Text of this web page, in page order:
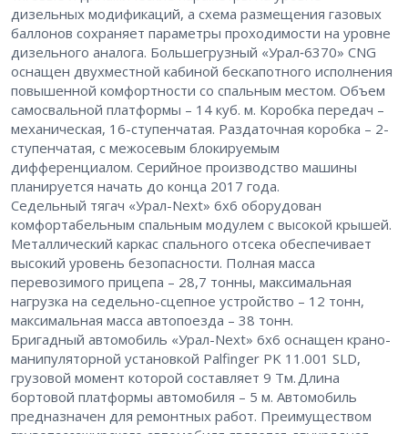
дизельных модификаций, а схема размещения газовых
баллонов сохраняет параметры проходимости на уровне
дизельного аналога. Большегрузный «Урал‑6370» CNG
оснащен двухместной кабиной бескапотного исполнения
повышенной комфортности со спальным местом. Объем
самосвальной платформы – ​14 куб. м. Коробка передач – ​
механическая, 16-ступенчатая. Раздаточная коробка – ​2-
ступенчатая, с межосевым блокируемым
дифференциалом. Серийное производство машины
планируется начать до конца 2017 года.
Седельный тягач «Урал-Next» 6х6 оборудован
комфортабельным спальным модулем с высокой крышей.
Металлический каркас спального отсека обеспечивает
высокий уровень безопасности. Полная масса
перевозимого прицепа – ​28,7 тонны, максимальная
нагрузка на седельно-сцепное устройство – ​12 тонн,
максимальная масса автопоезда – ​38 тонн.
Бригадный автомобиль «Урал-Next» 6х6 оснащен крано-
манипуляторной установкой Palfinger PK 11.001 SLD,
грузовой момент которой составляет 9 Тм. Длина
бортовой платформы автомобиля – ​5 м. Автомобиль
предназначен для ремонтных работ. Преимуществом